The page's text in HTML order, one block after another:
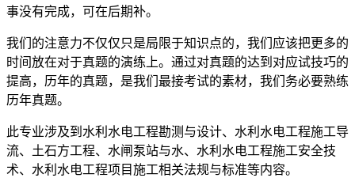
事没有完成，可在后期补。
我们的注意力不仅仅只是局限于知识点的，我们应该把更多的
时间放在对于真题的演练上。通过对真题的达到对应试技巧的
提高，历年的真题，是我们最接考试的素材，我们务必要熟练
历年真题。
此专业涉及到水利水电工程勘测与设计、水利水电工程施工导
流、土石方工程、水闸泵站与水、水利水电工程施工安全技
术、水利水电工程项目施工相关法规与标准等内容。